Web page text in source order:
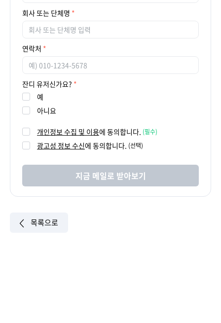
회사 또는 단체명
연락처
잔디 유저신가요?
예
아니요
개인정보 수집 및 이용에 동의합니다. (필수)
광고성 정보 수신에 동의합니다. (선택)
지금 메일로 받아보기
목록으로